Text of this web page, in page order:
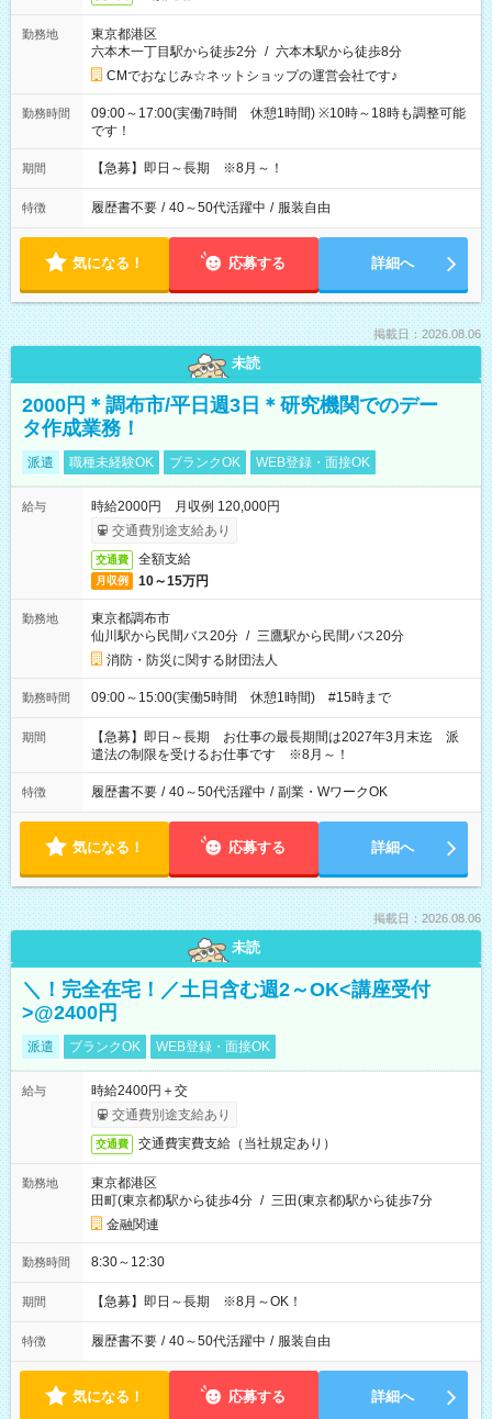
勤務地
東京都港区
六本木一丁目駅から徒歩2分 / 六本木駅から徒歩8分
CMでおなじみ☆ネットショップの運営会社です♪
勤務時間
09:00～17:00(実働7時間 休憩1時間) ※10時～18時も調整可能
です！
期間 【急募】即日～長期 ※8月～！
特徴 履歴書不要 / 40～50代活躍中 / 服装自由
気になる！ 応募する 詳細へ
掲載日：2026.08.06
未読
2000円＊調布市/平日週3日＊研究機関でのデー
タ作成業務！
派遣 職種未経験OK ブランクOK WEB登録・面接OK
給与
時給2000円 月収例 120,000円
交通費別途支給あり
交通費 全額支給
月収例 10～15万円
勤務地
東京都調布市
仙川駅から民間バス20分 / 三鷹駅から民間バス20分
消防・防災に関する財団法人
勤務時間 09:00～15:00(実働5時間 休憩1時間) #15時まで
期間
【急募】即日～長期 お仕事の最長期間は2027年3月末迄 派
遣法の制限を受けるお仕事です ※8月～！
特徴 履歴書不要 / 40～50代活躍中 / 副業・WワークOK
気になる！ 応募する 詳細へ
掲載日：2026.08.06
未読
＼！完全在宅！／土日含む週2～OK<講座受付
>@2400円
派遣 ブランクOK WEB登録・面接OK
給与
時給2400円＋交
交通費別途支給あり
交通費 交通費実費支給（当社規定あり）
勤務地
東京都港区
田町(東京都)駅から徒歩4分 / 三田(東京都)駅から徒歩7分
金融関連
勤務時間 8:30～12:30
期間 【急募】即日～長期 ※8月～OK！
特徴 履歴書不要 / 40～50代活躍中 / 服装自由
気になる！ 応募する 詳細へ